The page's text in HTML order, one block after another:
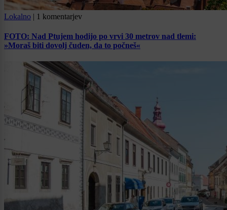
Lokalno | 1 komentarjev
FOTO: Nad Ptujem hodijo po vrvi 30 metrov nad tlemi:
»Moraš biti dovolj čuden, da to počneš«